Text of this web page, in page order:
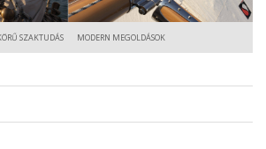
SZAKTUDÁS MODERN MEGOLDÁSOK